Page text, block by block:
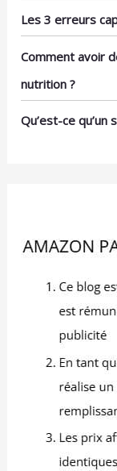
Les 3 erreurs
Comment avoir
nutrition ?
Qu’est-ce